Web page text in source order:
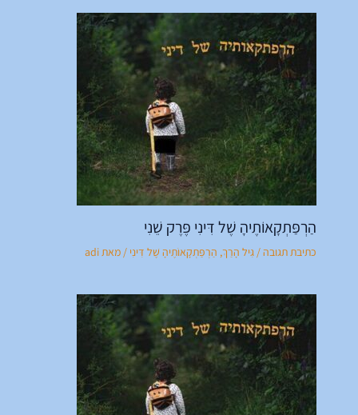
הַרְפַּתְקָאוֹתֶיהָ שֶׁל דִּינִי פֶּרֶק שֵׁנִי
כתיבת תגובה/ גִּיל הָרַךְ, הַרְפַּתְקָאוֹתֶיהָ שֶׁל דִּינִי / מאתadi